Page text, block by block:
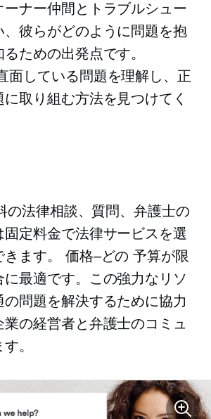
ーナー仲間とトラブルシュー
、彼らがどのように問題を抱
ための出発点です。
面している問題を理解し、正
に取り組む方法を見つけてく
の法律相談、質問、弁護士の
定料金で法律サービスを選
ます。 価格–どの 予算が限
に最適です。この強力なリソ
の問題を解決するために協力
業の経営者と弁護士のコミュ
。